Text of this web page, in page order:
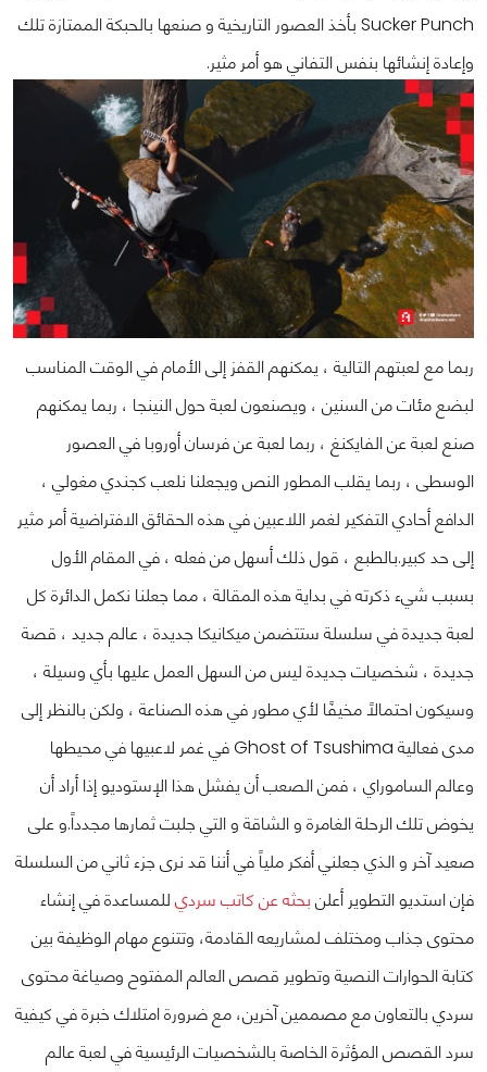
Sucker Punch بأخذ العصور التاريخية و صنعها بالحبكة الممتازة تلك
وإعادة إنشائها بنفس التفاني هو أمر مثير.
ربما مع لعبتهم التالية ، يمكنهم القفز إلى الأمام في الوقت المناسب
لبضع مئات من السنين ، ويصنعون لعبة حول النينجا ، ربما يمكنهم
صنع لعبة عن الفايكنغ ، ربما لعبة عن فرسان أوروبا في العصور
الوسطى ، ربما يقلب المطور النص ويجعلنا نلعب كجندي مغولي ،
الدافع أحادي التفكير لغمر اللاعبين في هذه الحقائق الافتراضية أمر مثير
إلى حد كبير.بالطبع ، قول ذلك أسهل من فعله ، في المقام الأول
بسبب شيء ذكرته في بداية هذه المقالة ، مما جعلنا نكمل الدائرة كل
لعبة جديدة في سلسلة ستتضمن ميكانيكا جديدة ، عالم جديد ، قصة
جديدة ، شخصيات جديدة ليس من السهل العمل عليها بأي وسيلة ،
وسيكون احتمالًا مخيفًا لأي مطور في هذه الصناعة ، ولكن بالنظر إلى
مدى فعالية Ghost of Tsushima في غمر لاعبيها في محيطها
وعالم الساموراي ، فمن الصعب أن يفشل هذا الإستوديو إذا أراد أن
يخوض تلك الرحلة الغامرة و الشاقة و التي جلبت ثمارها مجدداً.و على
صعيد آخر و الذي جعلني أفكر ملياً في أننا قد نرى جزء ثاني من السلسلة
فإن استديو التطوير أعلن بحثه عن كاتب سردي للمساعدة في إنشاء
محتوى جذاب ومختلف لمشاريعه القادمة، وتتنوع مهام الوظيفة بين
كتابة الحوارات النصية وتطوير قصص العالم المفتوح وصياغة محتوى
سردي بالتعاون مع مصممين آخرين، مع ضرورة امتلاك خبرة في كيفية
سرد القصص المؤثرة الخاصة بالشخصيات الرئيسية في لعبة عالم